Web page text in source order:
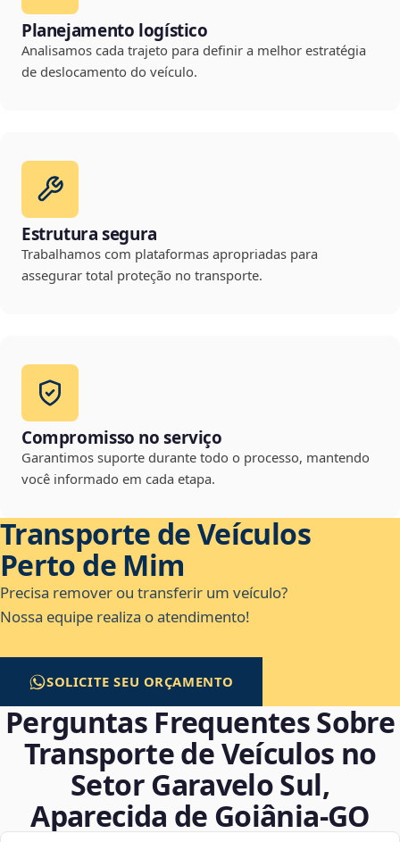
Planejamento logístico
Analisamos cada trajeto para definir a melhor estratégia
de deslocamento do veículo.
Estrutura segura
Trabalhamos com plataformas apropriadas para
assegurar total proteção no transporte.
Compromisso no serviço
Garantimos suporte durante todo o processo, mantendo
você informado em cada etapa.
Transporte de Veículos
Perto de Mim
Precisa remover ou transferir um veículo?
Nossa equipe realiza o atendimento!
SOLICITE SEU ORÇAMENTO
Perguntas Frequentes Sobre
Transporte de Veículos no
Setor Garavelo Sul,
Aparecida de Goiânia‑GO